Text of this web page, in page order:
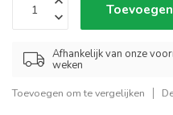
Afhankelijk van onze
weken
Toevoegen om te vergelijken